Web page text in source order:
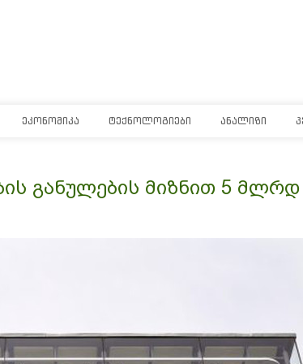
ᲔᲙᲝᲜᲝᲛᲘᲙᲐ ᲢᲔᲥᲜᲝᲚᲝᲒᲘᲔᲑᲘ ᲐᲜᲐᲚᲘᲖᲘ
განულების მიზნით 5